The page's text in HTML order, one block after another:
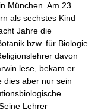
München. Am 23.
als sechstes Kind
Jahre die
bzw. für Biologie
davon
lese, bekam er
dies aber nur sein
Lehrer